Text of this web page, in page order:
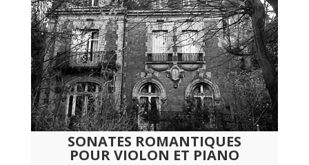
SONATES ROMANTIQUES
POUR VIOLON ET PIANO